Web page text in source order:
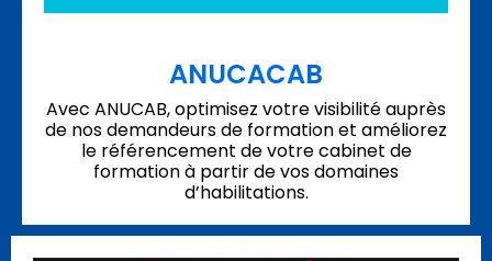
ANUCACAB
Avec ANUCAB, optimisez votre visibilité auprès
de nos demandeurs de formation et améliorez
le référencement de votre cabinet de
formation à partir de vos domaines
d’habilitations.